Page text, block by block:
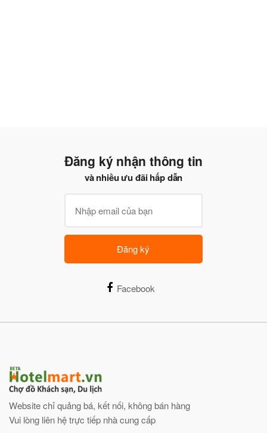
Đăng ký nhận thông tin
và nhiều ưu đãi hấp dẫn
Đăng ký
Facebook
Website chỉ quảng bá, kết nối, không bán hàng
Vui lòng liên hệ trực tiếp nhà cung cấp